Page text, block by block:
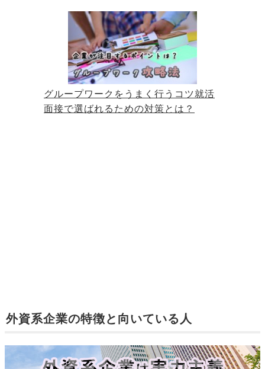
グループワークをうまく行うコツ就活
面接で選ばれるための対策とは？
外資系企業の特徴と向いている人